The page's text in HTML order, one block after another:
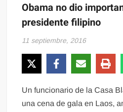
Obama no dio
presidente filipino
11 septiembre, 2016
Un funcionario de la Casa
una cena de gala en Laos,